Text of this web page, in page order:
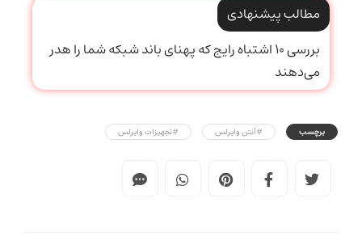
مطالب پیشنهادی
بررسی ۱۰ اشتباه رایج که پهنای باند شبکه شما را هدر
می‌دهند
برچسب #آنتن وایرلس #تجهیزات وایرلس